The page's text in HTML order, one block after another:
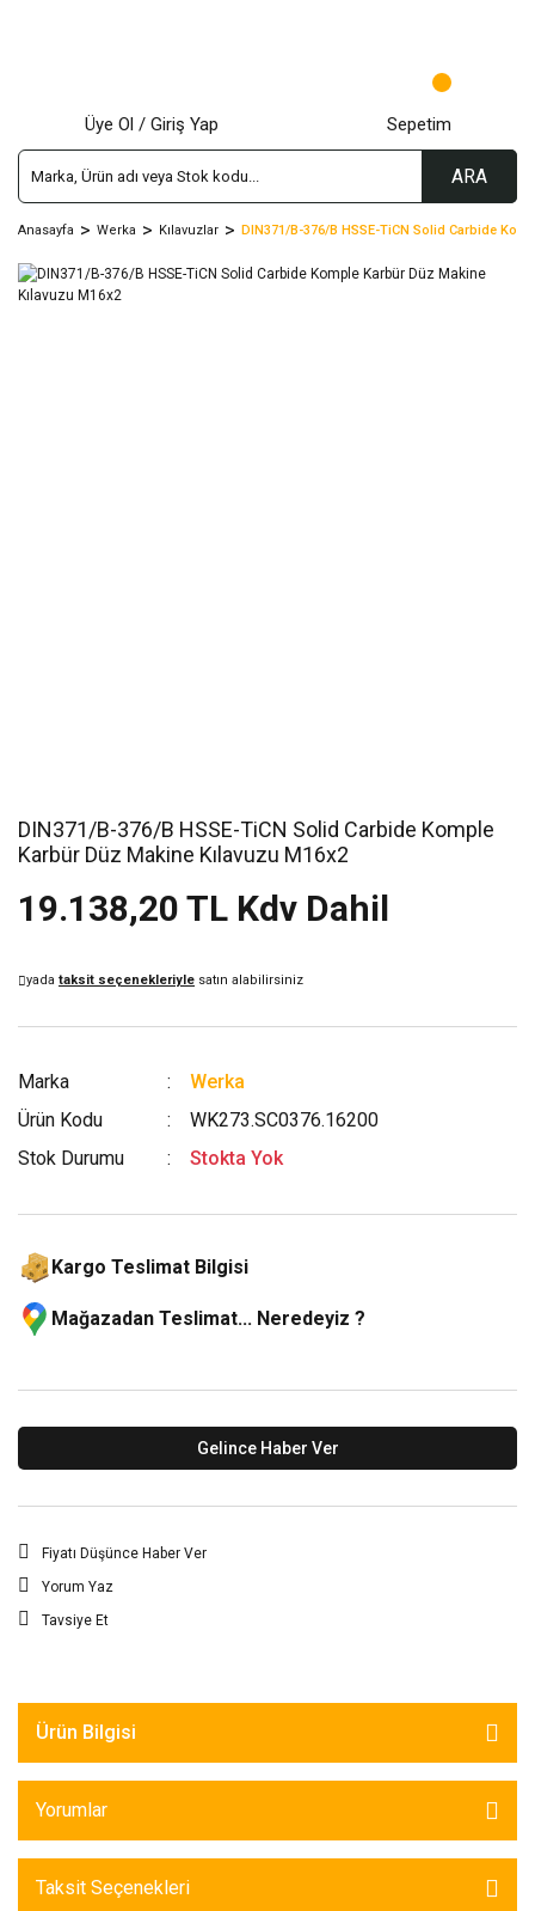
ARA
Üye Ol / Giriş Yap Sepetim
Anasayfa Werka Kılavuzlar DIN371/B-376/B HSSE-TiCN Solid Carbide
DIN371/B-376/B HSSE-TiCN Solid Carbide Komple
Karbür Düz Makine Kılavuzu M16x2
19.138,20 TL Kdv Dahil
yada taksit seçenekleriyle satın alabilirsiniz
Marka
Werka
Ürün Kodu
WK273.SC0376.16200
Stok Durumu
Stokta Yok
Kargo Teslimat Bilgisi
Mağazadan Teslimat... Neredeyiz ?
Gelince Haber Ver
Fiyatı Düşünce Haber Ver
Yorum Yaz
Tavsiye Et
Ürün Bilgisi
Yorumlar
Taksit Seçenekleri